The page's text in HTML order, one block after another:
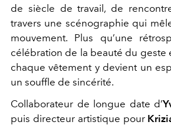
de siècle de travail, de
travers une scénographie qui
mouvement. Plus qu’une
célébration de la beauté du geste
chaque vêtement y devient un
un souffle de sincérité.
Collaborateur de longue date d’
puis directeur artistique pour